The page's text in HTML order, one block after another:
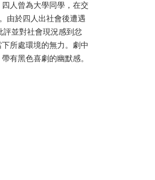
人曾為大學同學，在交
由於四人出社會後遭遇
並對社會現況感到忿
所處環境的無力。劇中
有黑色喜劇的幽默感。